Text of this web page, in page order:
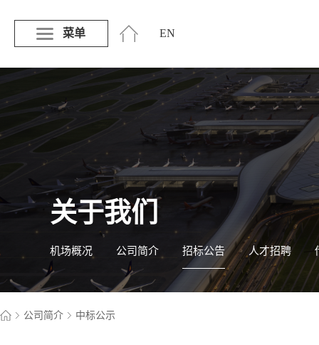
菜单 EN
关于我们
机场概况 公司简介 招标公告 人才招聘
公司简介 中标公示